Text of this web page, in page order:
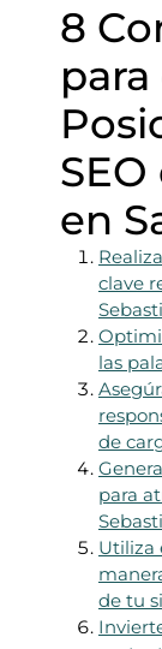
8
para
en
clave
las
de
para
Utiliza
de tu